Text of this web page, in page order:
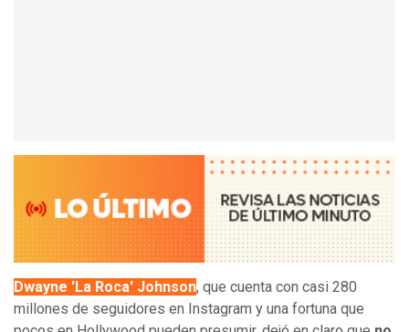
Dwayne 'La Roca' Johnson, que cuenta con casi 280
millones de seguidores en Instagram y una fortuna que